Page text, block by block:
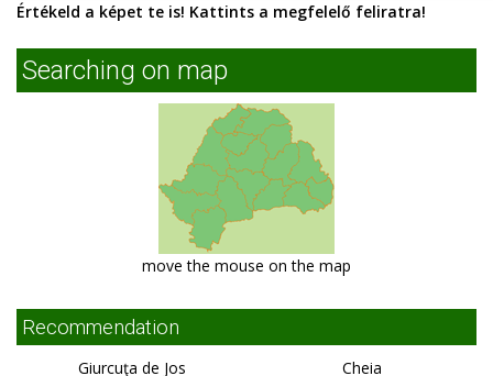
Értékeld a képet te is! Kattints a megfelelő feliratra!
Searching on map
move the mouse on the map
Recommendation
Giurcuţa de Jos Cheia